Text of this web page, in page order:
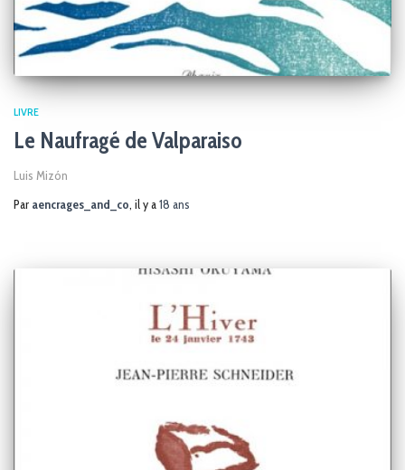
LIVRE
Le Naufragé de Valparaiso
Luis Mizón
Par aencrages_and_co, il y a18 ans